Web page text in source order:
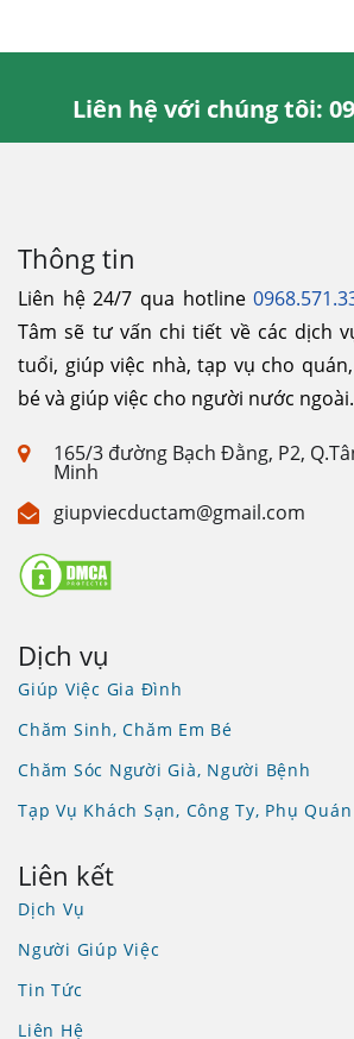
Liên hệ với chúng tôi:
Thông tin
Liên hệ 24/7 qua hotline
Tâm sẽ tư vấn chi tiết về các dịch
tuổi, giúp việc nhà, tạp vụ cho
bé và giúp việc cho người nước ngoài.
165/3 đường Bạch Đằng, P2,
Minh
giupviecductam@gmail.com
Dịch vụ
Giúp Việc Gia Đình
Chăm Sinh, Chăm Em Bé
Chăm Sóc Người Già, Người Bệnh
Tạp Vụ Khách Sạn, Công Ty, Phụ Quán
Liên kết
Dịch Vụ
Người Giúp Việc
Tin Tức
Liên Hệ